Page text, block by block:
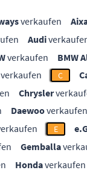
verkaufen
Audi
verkaufen BMW
verkaufen C
Chrysler
Daewooverkaufen
E
Gemballa
Hondaverkaufen